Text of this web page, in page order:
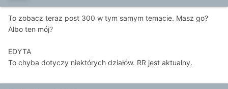
To zobacz teraz post 300 w tym samym temacie. Masz go?
Albo ten mój?
EDYTA
To chyba dotyczy niektórych działów. RR jest aktualny.